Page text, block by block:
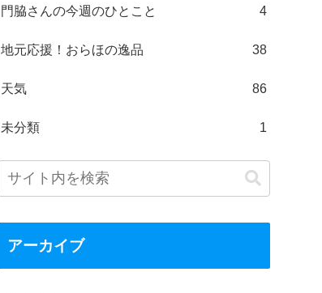
門脇さんの今週のひとこと 4
地元応援！おらほの逸品 38
天気 86
未分類 1
アーカイブ